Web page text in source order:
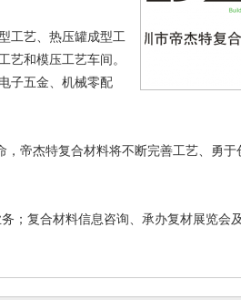
工艺、热压罐成型工
艺和模压工艺车间。
子五金、机械零配
帝杰特复合材料将不断完善工艺、勇于
；复合材料信息咨询、承办复材展览会